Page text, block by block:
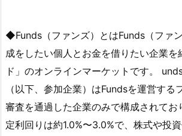
◆Funds（ファンズ）とはFunds（ファ
成をしたい個人とお金を借りたい企業を
ド」のオンラインマーケットです。
（以下、参加企業）はFundsを運営する
審査を通過した企業のみで構成されてお
定利回りは約1.0%〜3.0%で、株式や投